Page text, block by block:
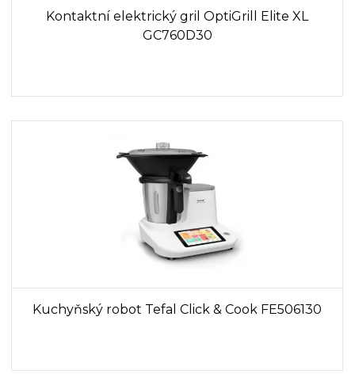
Kontaktní elektrický gril OptiGrill Elite XL
GC760D30
Kuchyňský robot Tefal Click & Cook FE506130